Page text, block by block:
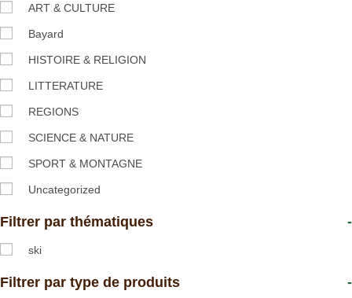
ART & CULTURE
Bayard
HISTOIRE & RELIGION
LITTERATURE
REGIONS
SCIENCE & NATURE
SPORT & MONTAGNE
Uncategorized
Filtrer par thématiques -
ski
Filtrer par type de produits -